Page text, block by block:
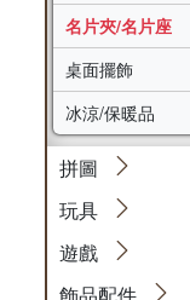
名片夾/名片座
桌面擺飾
冰涼/保暖品
拼圖
玩具
遊戲